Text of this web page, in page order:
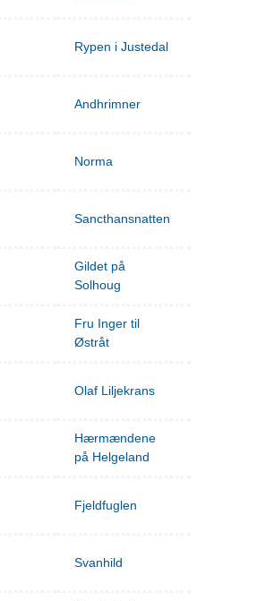
Rypen i Justedal
Andhrimner
Norma
Sancthansnatten
Gildet på
Solhoug
Fru Inger til
Østråt
Olaf Liljekrans
Hærmændene
på Helgeland
Fjeldfuglen
Svanhild